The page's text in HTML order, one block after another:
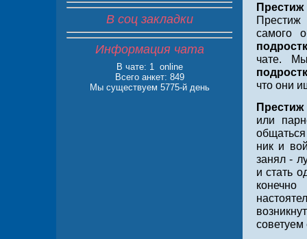
В соц закладки
Информация чата
В чате: 1 online
Всего анкет: 849
Мы существуем 5775-й день
Престиж
Престиж
самого
чате.
что они
Престиж
или
ник и
занял -
и стать
советуем